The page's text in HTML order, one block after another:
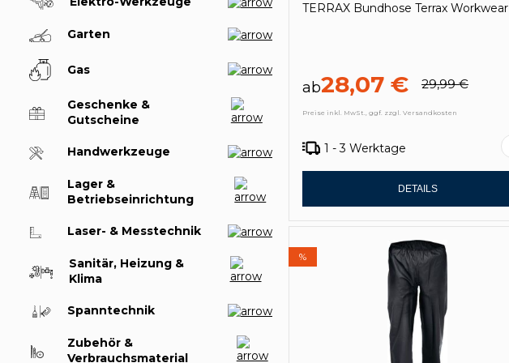
Garten
Gas
Geschenke &
Gutscheine
Handwerkzeuge
Lager &
Betriebseinrichtung
Laser- & Messtechnik
Sanitär, Heizung &
Klima
Spanntechnik
Zubehör &
Verbrauchsmaterial
TERRAX Bundhose Terrax Workwear
ab28,07 € 29,99 €
Preise inkl. MwSt., ggf. zzgl. Versandkosten
1 - 3 Werktage
DETAILS
%